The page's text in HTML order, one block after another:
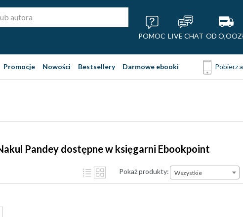
POMOC LIVE CHAT OD
Promocje Nowości Bestsellery Darmowe ebooki Pobierz
Pandey dostępne w księgarni Ebookpoint
Pokaż produkty: Wszystkie